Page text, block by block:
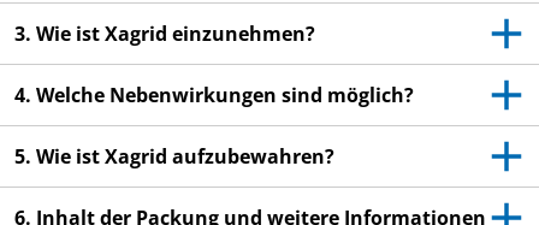
für Nebenwirkungen, die nicht in dieser
Packungsbeilage angegeben sind. Siehe Abschnitt
4.
3. Wie ist Xagrid einzunehmen?
4. Welche Nebenwirkungen sind möglich?
5. Wie ist Xagrid aufzubewahren?
6. Inhalt der Packung und weitere Informationen